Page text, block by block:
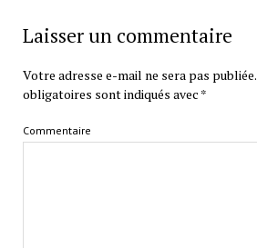
Laisser un commentaire
Votre adresse e-mail ne sera pas publiée.
obligatoires sont indiqués avec *
Commentaire